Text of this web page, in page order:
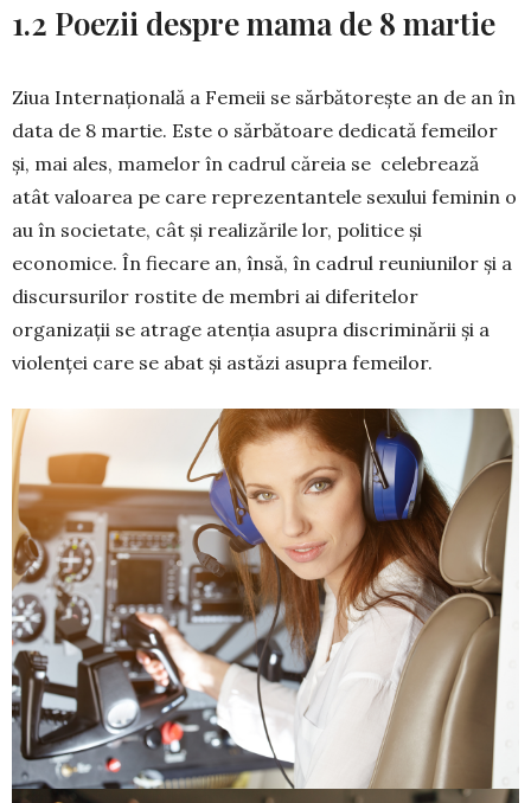
1.2 Poezii despre mama de 8 martie
Ziua Internațională a Femeii se sărbătorește an de an în
data de 8 martie. Este o sărbătoare dedicată femeilor
și, mai ales, mamelor în cadrul căreia se celebrează
atât valoarea pe care reprezentantele sexului feminin o
au în societate, cât și realizările lor, politice și
economice. În fiecare an, însă, în cadrul reuniunilor și a
discursurilor rostite de membri ai diferitelor
organizații se atrage atenția asupra discriminării și a
violenței care se abat și astăzi asupra femeilor.